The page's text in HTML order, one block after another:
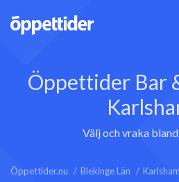
Öppettider Bar
Välj och vraka
Öppettider.nu Blekinge Län